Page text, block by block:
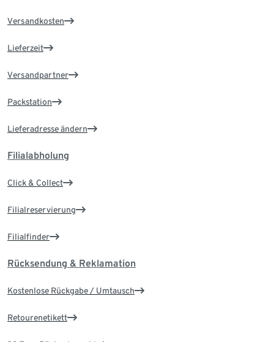
Versandkosten
Lieferzeit
Versandpartner
Packstation
Lieferadresse ändern
Filialabholung
Click & Collect
Filialreservierung
Filialfinder
Rücksendung & Reklamation
Kostenlose Rückgabe / Umtausch
Retourenetikett